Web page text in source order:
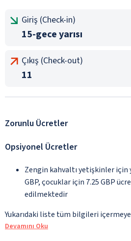
Giriş (Check-in)
15-gece yarısı
Çıkış (Check-out)
11
Zorunlu Ücretler
Opsiyonel Ücretler
Zengin kahvaltı yetişkinler için
GBP, çocuklar için 7.25 GBP
edilmektedir
Yukarıdaki liste tüm bilgileri
Devamını Oku